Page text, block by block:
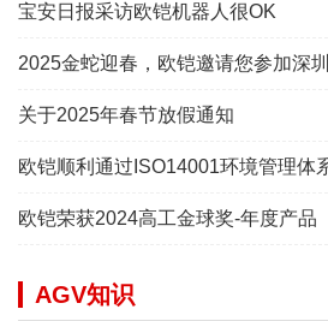
宝安日报采访欧铠机器人很OK
2025金蛇迎春，欧铠邀请您参加深
关于2025年春节放假通知
欧铠顺利通过ISO14001环境管理体
欧铠荣获2024高工金球奖-年度产品
AGV知识